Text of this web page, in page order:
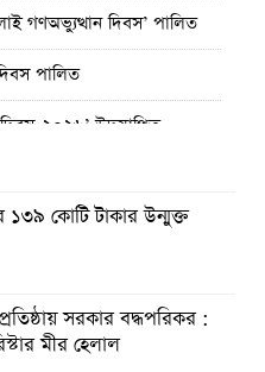
গণঅভ্যুত্থান দিবস’ পালিত
পালিত
দিবস-২০২৬’ উদযাপিত
হবে, সে যত শক্তিশালীই হোক
দিবসে ব্যারিস্টার মীর হেলাল
মাফিয়া ও দুর্বৃত্তায়নের
আগস্ট প্রত্যাশা আর প্রাপ্তি
কোটি টাকার উন্মুক্ত
সরকার বদ্ধপরিকর :
মীর হেলাল